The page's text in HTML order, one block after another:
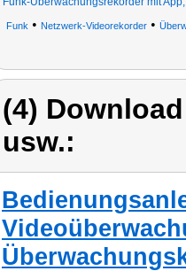
Funk • Netzwerk-Videorekorder •
(4)
usw.: